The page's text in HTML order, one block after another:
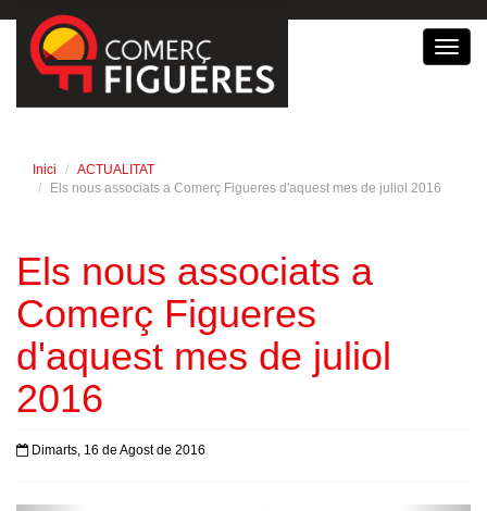
Inici
ACTUALITAT
Els nous associats a Comerç Figueres d'aquest mes de juliol 2016
Els nous associats a
Comerç Figueres
d'aquest mes de juliol
2016
Dimarts, 16 de Agost de 2016